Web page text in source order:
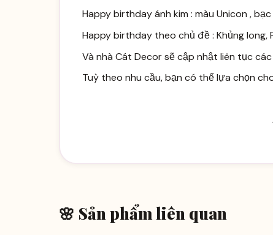
Happy birthday ánh kim : màu Unicon , bạc
Happy birthday theo chủ đề : Khủng long,
Và nhà Cát Decor sẽ cập nhật liên tục
Tuỳ theo nhu cầu, bạn có thể lựa chọn
🌸 Sản phẩm liên quan